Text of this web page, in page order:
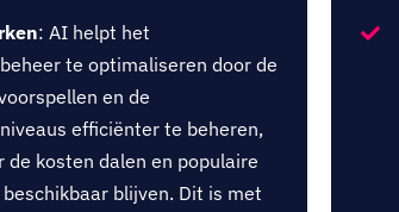
: AI helpt het
te optimaliseren door de
en de
efficiënter te beheren,
de kosten dalen en populaire
blijven. Dit is met